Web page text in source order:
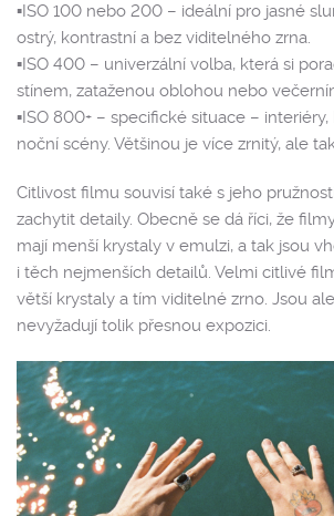
▪️ISO 100 nebo 200 – ideální pro jasné
ostrý, kontrastní a bez viditelného zrna.
▪️ISO 400 – univerzální volba, která si
stínem, zataženou oblohou nebo
▪️ISO 800+ – specifické situace –
noční scény. Většinou je více zrnitý, ale
Citlivost filmu souvisí také s jeho
zachytit detaily. Obecně se dá říci, že
mají menší krystaly v emulzi, a tak jsou
i těch nejmenších detailů. Velmi citlivé
větší krystaly a tím viditelné zrno. Jsou
nevyžadují tolik přesnou expozici.